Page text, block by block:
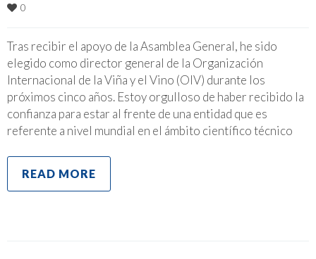
0
Tras recibir el apoyo de la Asamblea General, he sido
elegido como director general de la Organización
Internacional de la Viña y el Vino (OIV) durante los
próximos cinco años. Estoy orgulloso de haber recibido la
confianza para estar al frente de una entidad que es
referente a nivel mundial en el ámbito científico técnico
READ MORE